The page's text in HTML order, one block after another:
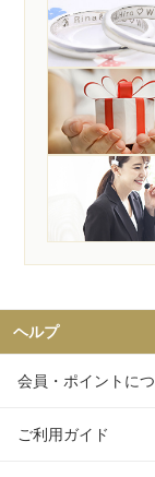
ヘルプ
会員・ポイントに
ご利用ガイド